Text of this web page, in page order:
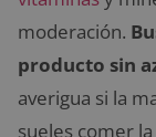
moderación.
producto sin
averigua si la
sueles comer